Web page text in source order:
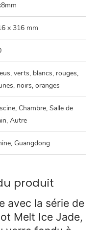
x 316 mm
verts, blancs, rouges,
noirs, oranges
Chambre, Salle de
Autre
Guangdong
produit
avec la série de
Melt Ice Jade,